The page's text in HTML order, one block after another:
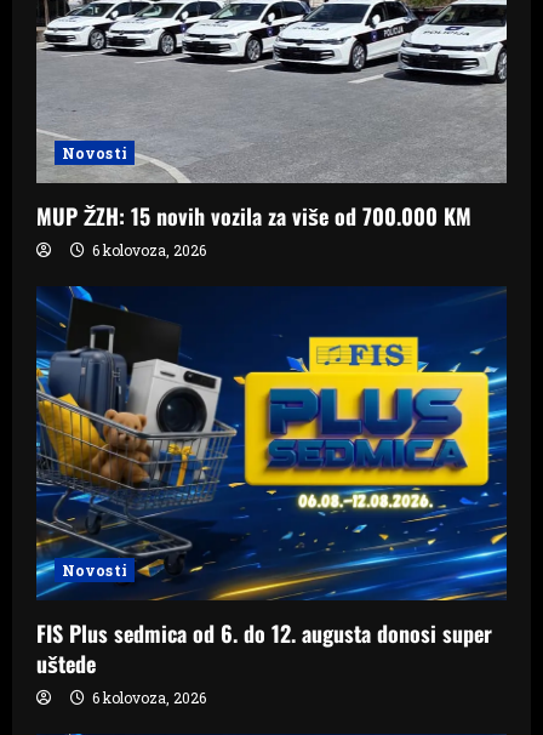
Novosti
MUP ŽZH: 15 novih vozila za više od 700.000 KM
6 kolovoza, 2026
Novosti
FIS Plus sedmica od 6. do 12. augusta donosi super
uštede
6 kolovoza, 2026